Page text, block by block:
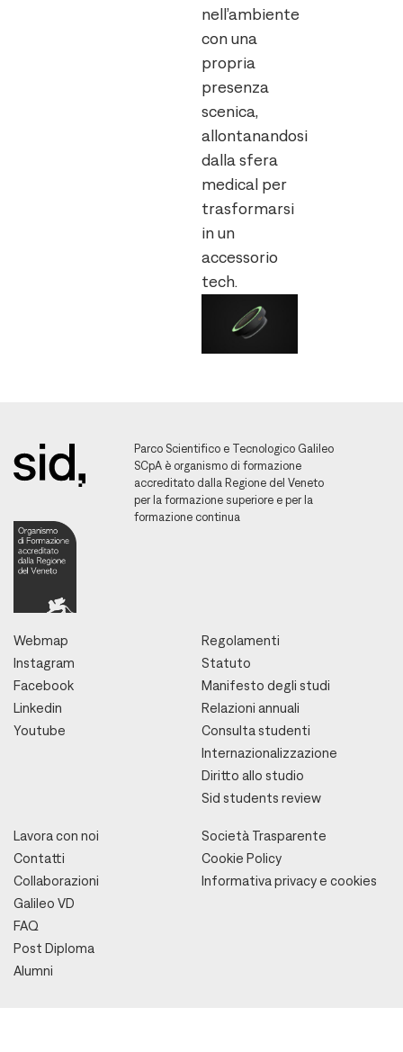
nell’ambiente
con una
propria
presenza
scenica,
allontanandosi
dalla sfera
medical per
trasformarsi
in un
accessorio
tech.
Parco Scientifico e Tecnologico Galileo
SCpA è organismo di formazione
accreditato dalla Regione del Veneto
per la formazione superiore e per la
formazione continua
Webmap
Instagram
Facebook
Linkedin
Youtube
Regolamenti
Statuto
Manifesto degli studi
Relazioni annuali
Consulta studenti
Internazionalizzazione
Diritto allo studio
Sid students review
Lavora con noi
Contatti
Collaborazioni
Galileo VD
FAQ
Post Diploma
Alumni
Società Trasparente
Cookie Policy
Informativa privacy e cookies